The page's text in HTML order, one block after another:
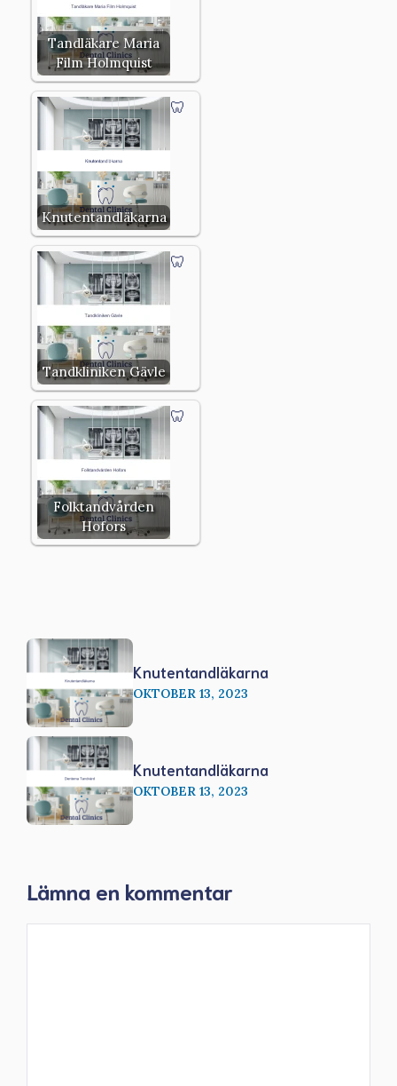
Tandläkare Maria
Film Holmquist
Knutentandläkarna
Tandkliniken Gävle
Folktandvården
Hofors
Knutentandläkarna
OKTOBER 13, 2023
Knutentandläkarna
OKTOBER 13, 2023
Lämna en kommentar